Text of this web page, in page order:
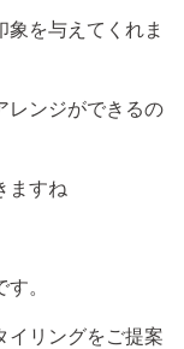
を与えてくれま
レンジができるの
ますね
。
イリングをご提案